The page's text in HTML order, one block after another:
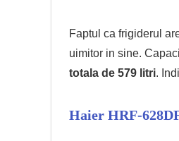
Faptul ca frigiderul
uimitor in sine.
totala de 579 litri.
Haier HRF-